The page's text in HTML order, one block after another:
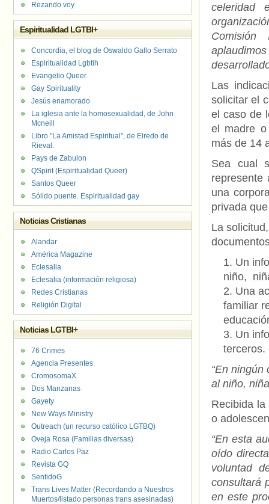
celeridad
Comisión
Las
solicitar el
el caso de
el madre o
más de 14
Sea cual
represente
una
privada
La
Un
niño,
Una
familiar
Un
terceros.
“En
al niño,
Recibida
o
“En esta
oído
voluntad
consultará
en este
Rezando voy
Espiritualidad LGTBI+
Concordia, el blog de Oswaldo Gallo Serrato
Espiritualidad Lgbtih
Evangelio Queer.
Gay Spirituality
Jesús enamorado
La iglesia ante la homosexualidad, de John
Mcneill
Libro "La Amistad Espiritual", de Elredo de
Rieval.
Pays de Zabulon
QSpirit (Espiritualidad Queer)
Santos Queer
Sólido puente. Espiritualidad gay
Noticias Cristianas
Alandar
América Magazine
Eclesalia
Eclesalia (información religiosa)
Redes Cristianas
Religión Digital
Noticias LGTBI+
76 Crimes
Agencia Presentes
CromosomaX
Dos Manzanas
Gayety
New Ways Ministry
Outreach (un recurso católico LGTBQ)
Oveja Rosa (Familias diversas)
Radio Carlos Paz
Revista GQ
SentidoG
Trans Lives Matter (Recordando a Nuestros
Muertos/listado personas trans asesinadas)